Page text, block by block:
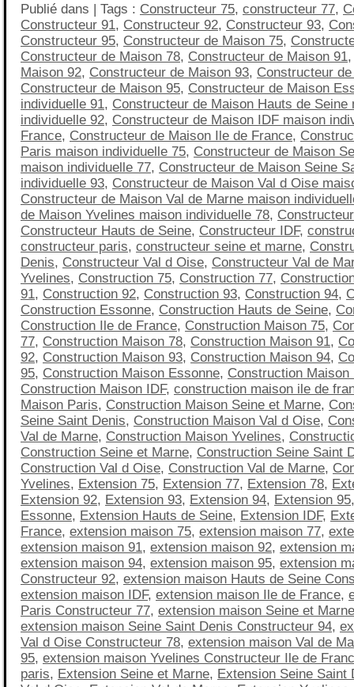
Publié dans | Tags : Constructeur 75, constructeur 77,
Constructeur 91, Constructeur 92, Constructeur 93,
Constructeur 95, Constructeur de Maison 75,
Constructeur de Maison 78, Constructeur de Maison 91
Maison 92, Constructeur de Maison 93, Constructeur
Constructeur de Maison 95, Constructeur de Maison
individuelle 91, Constructeur de Maison Hauts de Seine
individuelle 92, Constructeur de Maison IDF maison
France, Constructeur de Maison Ile de France,
Paris maison individuelle 75, Constructeur de Maison
maison individuelle 77, Constructeur de Maison Seine
individuelle 93, Constructeur de Maison Val d Oise
Constructeur de Maison Val de Marne maison
de Maison Yvelines maison individuelle 78,
Constructeur Hauts de Seine, Constructeur IDF,
constructeur paris, constructeur seine et marne,
Denis, Constructeur Val d Oise, Constructeur Val de
Yvelines, Construction 75, Construction 77,
91, Construction 92, Construction 93, Construction 94,
Construction Essonne, Construction Hauts de Seine,
Construction Ile de France, Construction Maison 75,
77, Construction Maison 78, Construction Maison 91,
92, Construction Maison 93, Construction Maison 94,
95, Construction Maison Essonne, Construction Maison
Construction Maison IDF, construction maison ile de
Maison Paris, Construction Maison Seine et Marne,
Seine Saint Denis, Construction Maison Val d Oise,
Val de Marne, Construction Maison Yvelines,
Construction Seine et Marne, Construction Seine Saint
Construction Val d Oise, Construction Val de Marne,
Yvelines, Extension 75, Extension 77, Extension 78,
Extension 92, Extension 93, Extension 94, Extension 95
Essonne, Extension Hauts de Seine, Extension IDF,
France, extension maison 75, extension maison 77,
extension maison 91, extension maison 92, extension
extension maison 94, extension maison 95, extension
Constructeur 92, extension maison Hauts de Seine
extension maison IDF, extension maison Ile de France,
Paris Constructeur 77, extension maison Seine et
extension maison Seine Saint Denis Constructeur 94,
Val d Oise Constructeur 78, extension maison Val de
95, extension maison Yvelines Constructeur Ile de
paris, Extension Seine et Marne, Extension Seine Saint